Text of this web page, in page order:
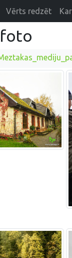
Vērts redzēt
foto